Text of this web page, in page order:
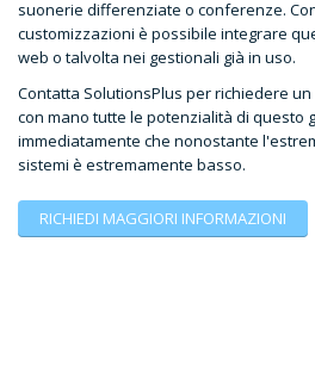
suonerie differenziate o conferenze.
customizzazioni è possibile integrare
web o talvolta nei gestionali già in uso.
Contatta SolutionsPlus per richiedere
con mano tutte le potenzialità di questo
immediatamente che nonostante
sistemi è estremamente basso.
RICHIEDI MAGGIORI INFORMAZIONI